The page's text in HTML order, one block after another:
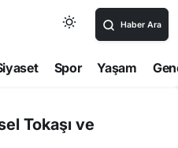
Haber Ara
Spor Yaşam
Tokaşı ve